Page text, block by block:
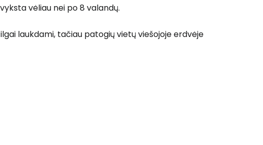
vėliau nei po 8 valandų.
laukdami, tačiau patogių vietų viešojoje erdvėje